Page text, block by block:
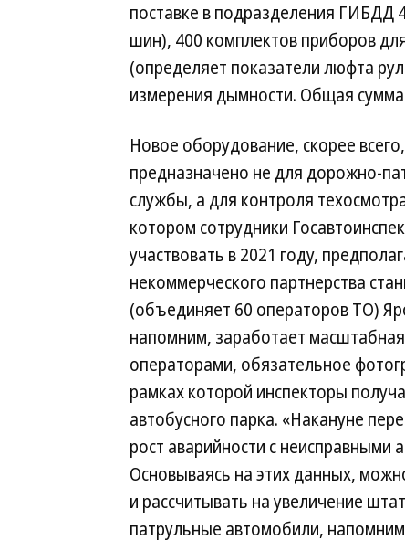
поставке в подразделения ГИБДД
шин), 400 комплектов приборов
(определяет показатели люфта
измерения дымности. Общая сумма
Новое оборудование, скорее всего,
предназначено не для дорожно-
службы, а для контроля
котором сотрудники
участвовать в 2021 году,
некоммерческого партнерства
(объединяет 60 операторов ТО)
напомним, заработает
операторами, обязательное
рамках которой инспекторы
автобусного парка. «Накануне
рост аварийности с
Основываясь на этих данных,
и рассчитывать на увеличение
патрульные автомобили,